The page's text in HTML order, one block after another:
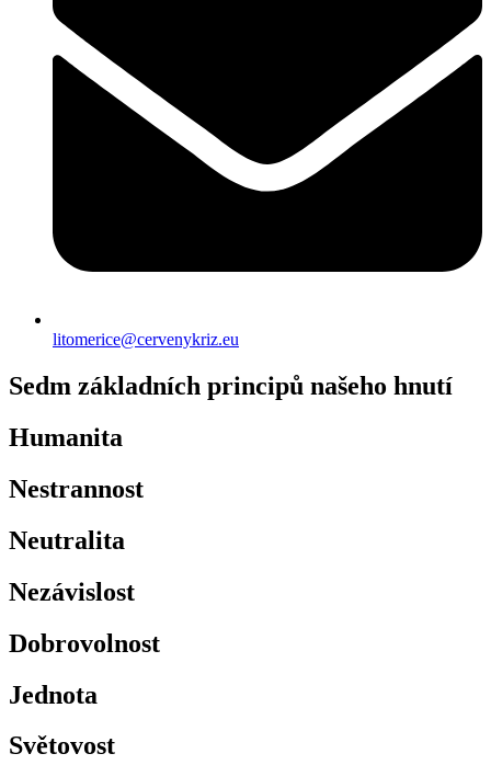
litomerice@cervenykriz.eu
Sedm základních principů našeho hnutí
Humanita
Nestrannost
Neutralita
Nezávislost
Dobrovolnost
Jednota
Světovost